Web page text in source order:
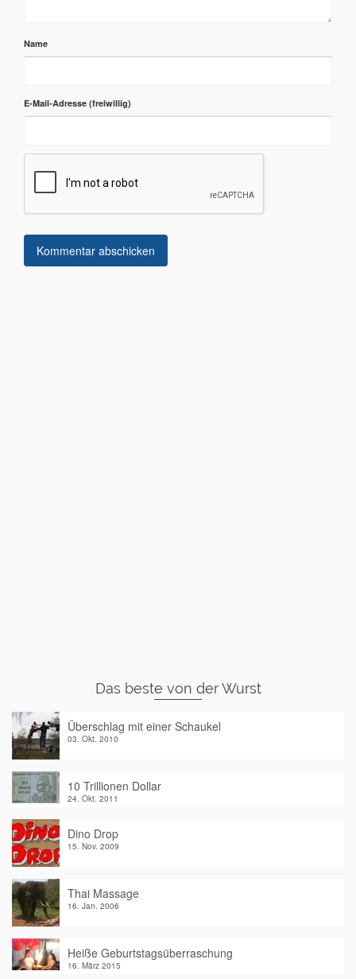
Name
E-Mail-Adresse
Das beste von der Wurst
Überschlag mit einer Schaukel
03. Okt. 2010
10 Trillionen Dollar
24. Okt. 2011
Dino Drop
15. Nov. 2009
Thai Massage
16. Jan. 2006
Heiße Geburtstagsüberraschung
16. März 2015